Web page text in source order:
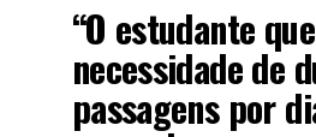
“O estudante
necessidade de
passagens por